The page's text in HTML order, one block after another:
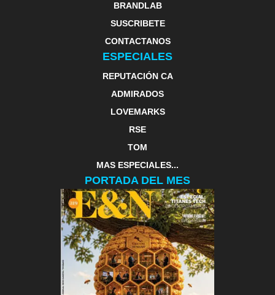
BRANDLAB
SUSCRIBETE
CONTACTANOS
ESPECIALES
REPUTACIÓN CA
ADMIRADOS
LOVEMARKS
RSE
TOM
MAS ESPECIALES...
PORTADA DEL MES